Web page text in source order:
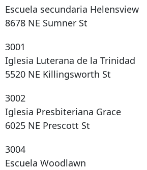
Escuela secundaria Helensview
8678 NE Sumner St
3001
Iglesia Luterana de la Trinidad
5520 NE Killingsworth St
3002
Iglesia Presbiteriana Grace
6025 NE Prescott St
3004
Escuela Woodlawn